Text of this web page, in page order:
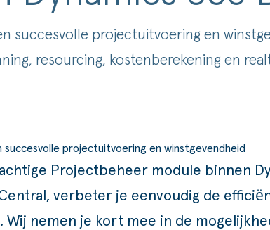
succesvolle projectuitvoering en
resourcing, kostenberekening en
succesvolle projectuitvoering en winstgevendheid
Projectbeheer module binnen
, verbeter je eenvoudig de
Wij nemen je kort mee in de